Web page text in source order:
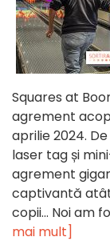
Squares at
agrement
aprilie 2024.
laser tag și
agrement
captivantă
copii... Noi am
mai mult]